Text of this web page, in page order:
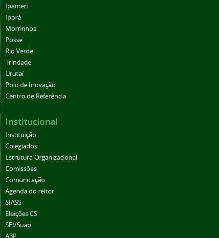
Ipameri
Iporá
Morrinhos
Posse
Rio Verde
Trindade
Urutaí
Polo de Inovação
Centro de Referência
Institucional
Instituição
Colegiados
Estrutura Organizacional
Comissões
Comunicação
Agenda do reitor
SIASS
Eleições CS
SEI/Suap